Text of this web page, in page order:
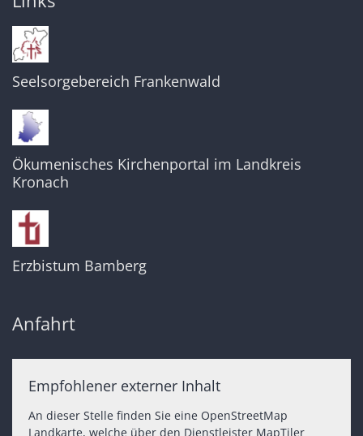
Seelsorgebereich Frankenwald
Ökumenisches Kirchenportal im Landkreis
Kronach
Erzbistum Bamberg
Anfahrt
Empfohlener externer Inhalt
An dieser Stelle finden Sie eine OpenStreetMap
Landkarte, welche über den Dienstleister MapTiler